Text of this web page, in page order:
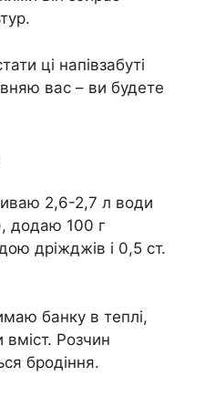
ці напівзабуті
вас – ви будете
2,6-2,7 л води
додаю 100 г
дріжджів і 0,5 ст.
банку в теплі,
вміст. Розчин
бродіння.